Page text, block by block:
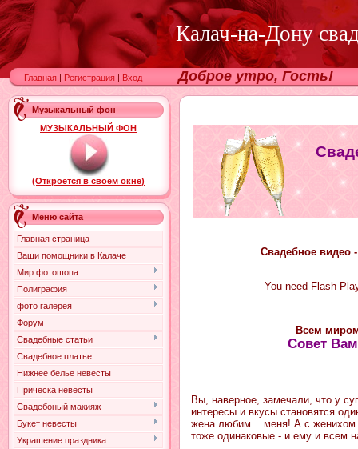
Калач-на-Дону
Главная | Регистрация | Вход Доброе утро, Гость!
Музыкальный фон
МУЗЫКАЛЬНЫЙ ФОН
(Откроется в своем окне)
Меню сайта
Главная страница
Ваши помощники в Калаче
Мир фотошопа
Полиграфия
фото галерея
Форум
Свадебные статьи
Свадебное платье
Нижнее белье невесты
Прическа невесты
Свадебоный макияж
Букет невесты
Украшение праздника
Свадебное видео
You need Flash
Всем
Совет
Вы, наверное, замечали, что у
интересы и вкусы становятся
жена любим... меня! А с женихом
тоже одинаковые - и ему и всем